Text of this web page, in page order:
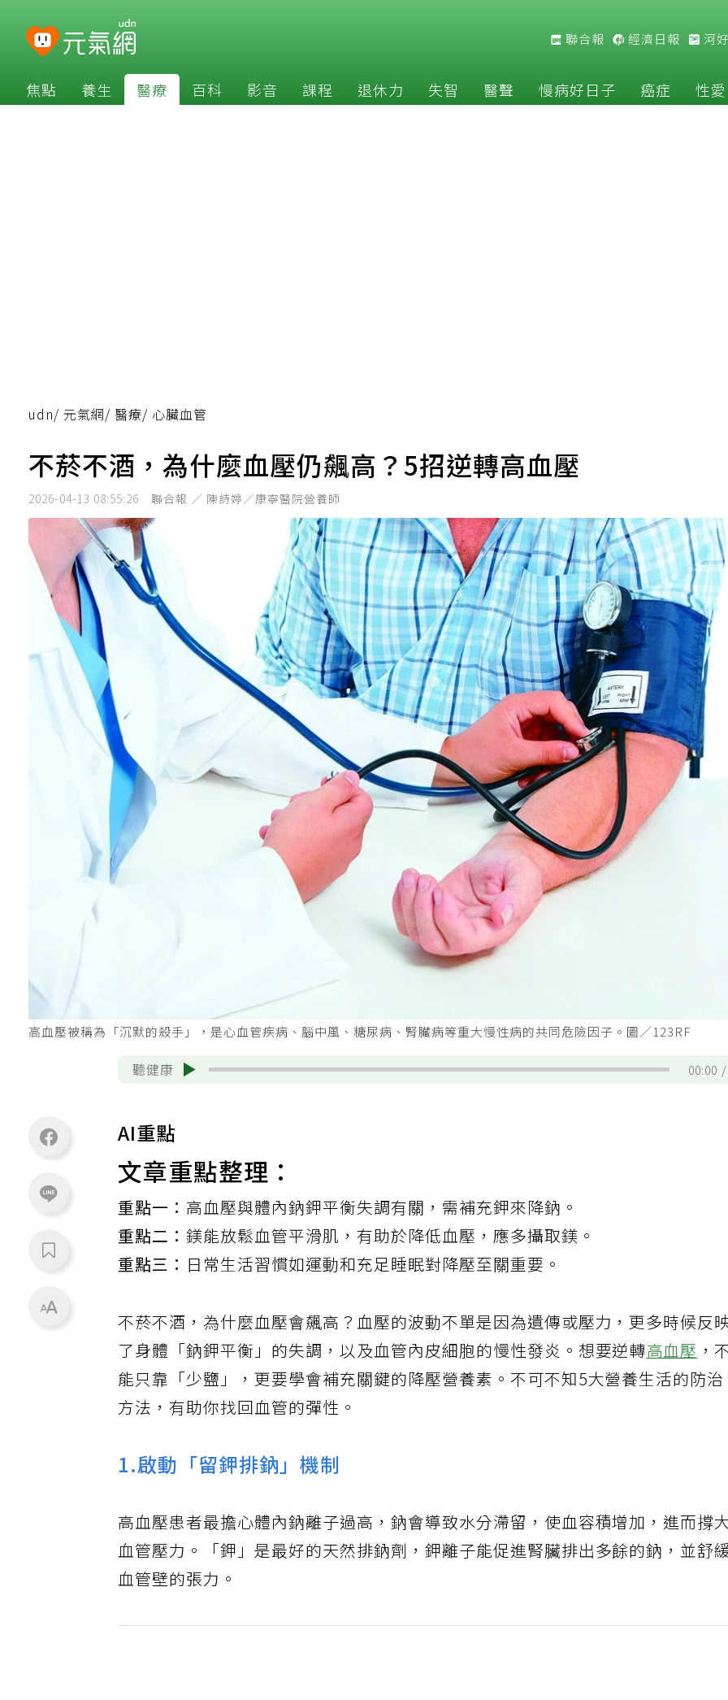
聯合報 經濟日報 河
焦點 養生 醫療 百科 影音 課程 退休力 失智 醫聲 慢病好日子 癌症 性愛
udn/ 元氣網/ 醫療/ 心臟血管
不菸不酒，為什麼血壓仍飆高？5招逆轉高血壓
2026-04-13 08:55:26 聯合報 ／ 陳詩婷／康寧醫院營養師
高血壓被稱為「沉默的殺手」，是心血管疾病、腦中風、糖尿病、腎臟病等重大慢性病的共同危險因子。圖／123RF
聽健康 00:00
AI重點
文章重點整理：
重點一： 高血壓與體內鈉鉀平衡失調有關，需補充鉀來降鈉。
重點二：鎂能放鬆血管平滑肌，有助於降低血壓，應多攝取鎂。
重點三： 日常生活習慣如運動和充足睡眠對降壓至關重要。
不菸不酒，為什麼血壓會飆高？血壓的波動不單是因為遺傳或壓力，更多時候反
了身體「鈉鉀平衡」的失調，以及血管內皮細胞的慢性發炎。想要逆轉高血壓 ，
能只靠「少鹽」，更要學會補充關鍵的降壓營養素。不可不知5大營養生活的防治
方法，有助你找回血管的彈性。
1.啟動「留鉀排鈉」機制
高血壓患者最擔心體內鈉離子過高，鈉會導致水分滯留，使血容積增加，進而撐
血管壓力。「鉀」是最好的天然排鈉劑，鉀離子能促進腎臟排出多餘的鈉，並舒
血管壁的張力。